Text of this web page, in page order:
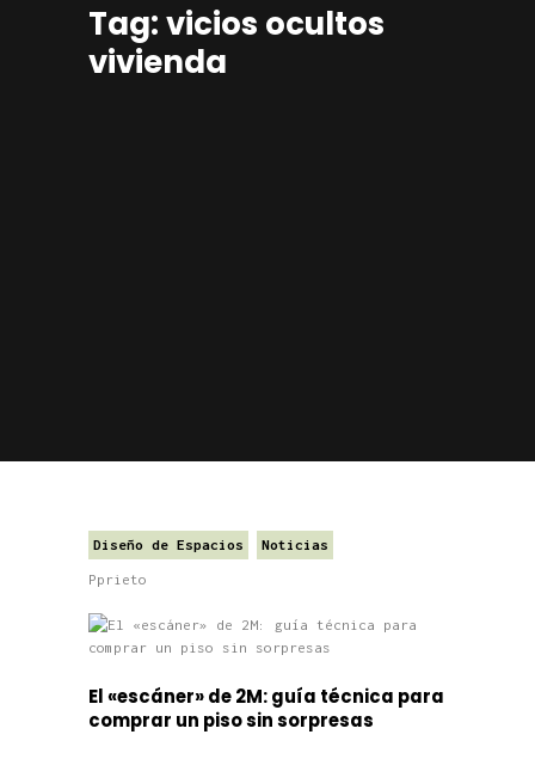
Tag: vicios ocultos
vivienda
Diseño de Espacios Noticias
Pprieto
El «escáner» de 2M: guía técnica para
comprar un piso sin sorpresas